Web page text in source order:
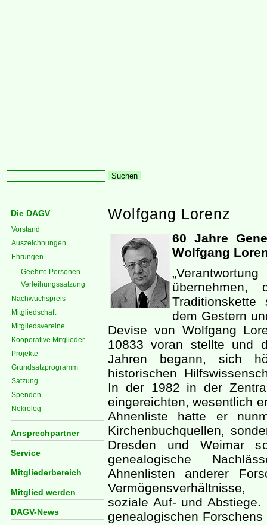
Die DAGV
Vorstand
Auszeichnungen
Ehrungen
Geehrte Personen
Verleihungssatzung
Nachwuchspreis
Mitgliedschaft
Mitgliedsvereine
Kooperative Mitglieder
Projekte
Grundsatzprogramm
Satzung
Spenden
Nekrolog
Ansprechpartner
Service
Mitgliederbereich
Mitglied werden
DAGV-News
Wolfgang Lorenz
60 Jahre
Wolfgang
dem Gestern
Devise von Wolfgang
10833 voran stellte und
Jahren begann, sich
historischen
In der 1982 in der
eingereichten, wesentlich
Ahnenliste hatte er
Kirchenbuchquellen,
Dresden und Weimar
genealogische
Ahnenlisten anderer
soziale Auf- und
genealogischen